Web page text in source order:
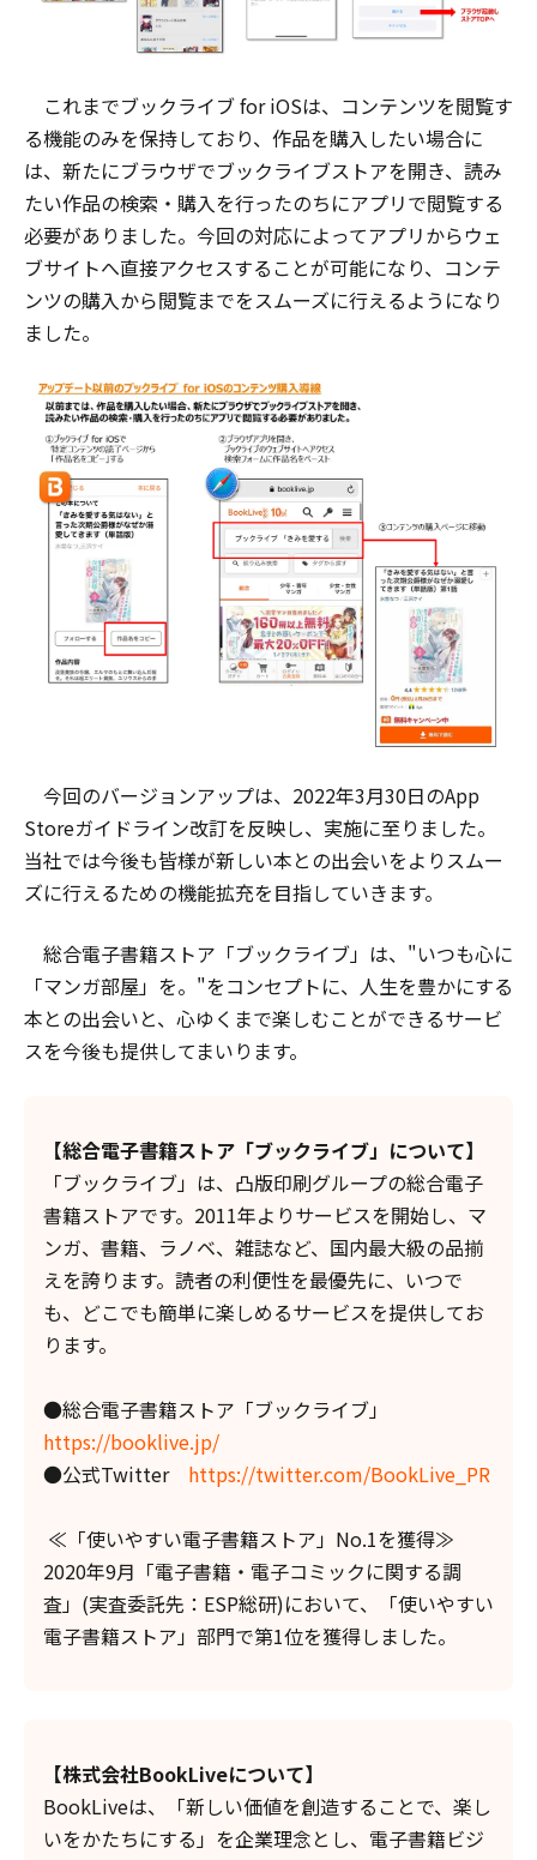
これまでブックライブ for iOSは、コンテンツを閲覧す
る機能のみを保持しており、作品を購入したい場合に
は、新たにブラウザでブックライブストアを開き、読み
たい作品の検索・購入を行ったのちにアプリで閲覧する
必要がありました。今回の対応によってアプリからウェ
ブサイトへ直接アクセスすることが可能になり、コンテ
ンツの購入から閲覧までをスムーズに行えるようになり
ました。
今回のバージョンアップは、2022年3月30日のApp
Storeガイドライン改訂を反映し、実施に至りました。
当社では今後も皆様が新しい本との出会いをよりスムー
ズに行えるための機能拡充を目指していきます。
総合電子書籍ストア「ブックライブ」は、"いつも心に
「マンガ部屋」を。"をコンセプトに、人生を豊かにする
本との出会いと、心ゆくまで楽しむことができるサービ
スを今後も提供してまいります。
【総合電子書籍ストア「ブックライブ」について】
「ブックライブ」は、凸版印刷グループの総合電子
書籍ストアです。2011年よりサービスを開始し、マ
ンガ、書籍、ラノベ、雑誌など、国内最大級の品揃
えを誇ります。読者の利便性を最優先に、いつで
も、どこでも簡単に楽しめるサービスを提供してお
ります。
●総合電子書籍ストア「ブックライブ」
https://booklive.jp/
●公式Twitter https://twitter.com/BookLive_PR
≪「使いやすい電子書籍ストア」No.1を獲得≫
2020年9月「電子書籍・電子コミックに関する調
査」(実査委託先：ESP総研)において、「使いやすい
電子書籍ストア」部門で第1位を獲得しました。
【株式会社BookLiveについて】
BookLiveは、「新しい価値を創造することで、楽し
いをかたちにする」を企業理念とし、電子書籍ビジ